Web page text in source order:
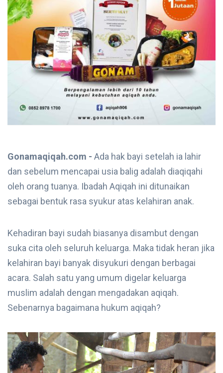
Gonamaqiqah.com - Ada hak bayi setelah ia lahir
dan sebelum mencapai usia balig adalah diaqiqahi
oleh orang tuanya. Ibadah Aqiqah ini ditunaikan
sebagai bentuk rasa syukur atas kelahiran anak.
Kehadiran bayi sudah biasanya disambut dengan
suka cita oleh seluruh keluarga. Maka tidak heran jika
kelahiran bayi banyak disyukuri dengan berbagai
acara. Salah satu yang umum digelar keluarga
muslim adalah dengan mengadakan aqiqah.
Sebenarnya bagaimana hukum aqiqah?